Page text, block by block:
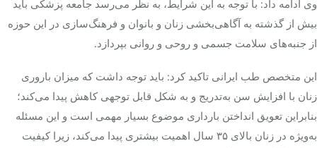
وی ادامه داد: با توجه به این شرایط، به نظر می‌رسد جامعه پزشکی باید
بیش از گذشته به آگاهی‌بخشی زنان و بانوان و فرهنگ‌سازی در این حوزه
از جنبه‌های سلامت جسمی و روحی و روانی بپردازد.
این متخصص طب ایرانی تاکید کرد: باید توجه داشت که میزان باروری
زنان با افزایش سن به‌تدریج و به شکل قابل توجهی کاهش پیدا می‌کند؛
بنابراین تعویق انداختن بارداری موضوع بسیار مهمی است و این مسئله
به‌ویژه در زنان بالای ۳۵ سال اهمیت بیشتری پیدا می‌کند، زیرا کیفیت